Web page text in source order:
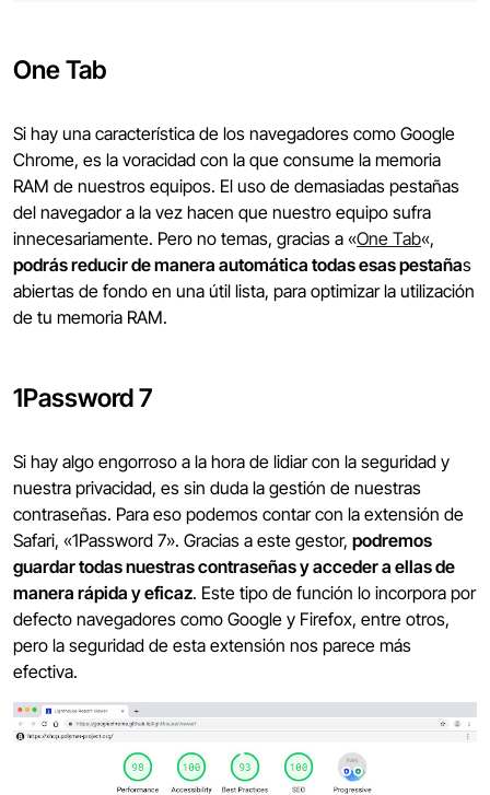
One Tab
Si hay una característica de los navegadores como Google
Chrome, es la voracidad con la que consume la memoria
RAM de nuestros equipos. El uso de demasiadas pestañas
del navegador a la vez hacen que nuestro equipo sufra
innecesariamente. Pero no temas, gracias a «One Tab«,
podrás reducir de manera automática todas esas pestañas
abiertas de fondo en una útil lista, para optimizar la utilización
de tu memoria RAM.
1Password 7
Si hay algo engorroso a la hora de lidiar con la seguridad y
nuestra privacidad, es sin duda la gestión de nuestras
contraseñas. Para eso podemos contar con la extensión de
Safari, «1Password 7». Gracias a este gestor, podremos
guardar todas nuestras contraseñas y acceder a ellas de
manera rápida y eficaz. Este tipo de función lo incorpora por
defecto navegadores como Google y Firefox, entre otros,
pero la seguridad de esta extensión nos parece más
efectiva.